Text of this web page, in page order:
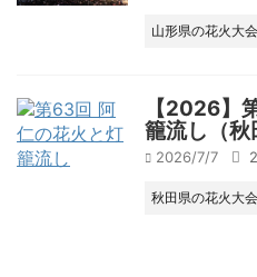
山形県の花火大会
【2026】
籠流し（秋
2026/7/7
秋田県の花火大会